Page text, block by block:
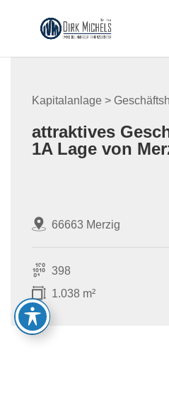
content
Kapitalanlage >
attraktives
1A Lage von
66663 Merzig
398
1.038 m²